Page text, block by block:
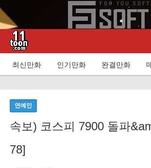
최신만화 인기만화 완결만화
연예인
속보) 코스피 7900 돌파
78]